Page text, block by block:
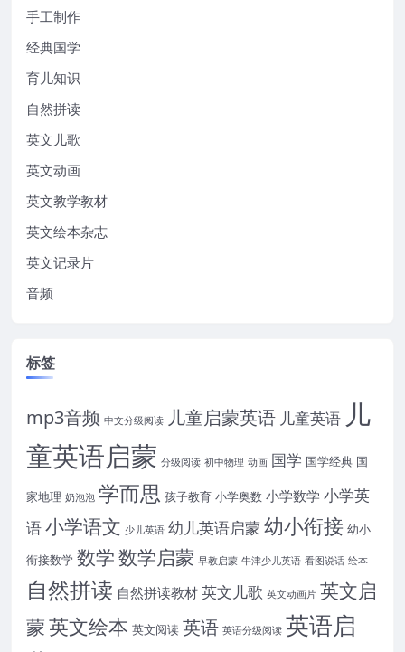
手工制作
经典国学
育儿知识
自然拼读
英文儿歌
英文动画
英文教学教材
英文绘本杂志
英文记录片
音频
标签
mp3音频 中文分级阅读 儿童启蒙英语 儿童英语 儿
童英语启蒙 分级阅读 初中物理 动画 国学 国学经典 国
家地理 奶泡泡 学而思 孩子教育 小学奥数 小学数学 小学英
语小学语文 少儿英语 幼儿英语启蒙幼小衔接 幼小
衔接数学 数学数学启蒙 早教启蒙 牛津少儿英语 看图说话 绘本
自然拼读 自然拼读教材英文儿歌 英文动画片 英文启
蒙英文绘本 英文阅读 英语 英语分级阅读 英语启